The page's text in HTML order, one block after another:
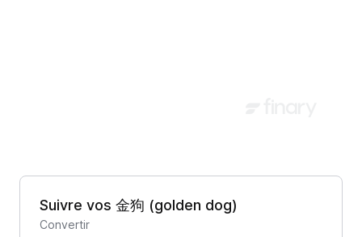
Suivre vos 金狗 (golden dog)
Convertir